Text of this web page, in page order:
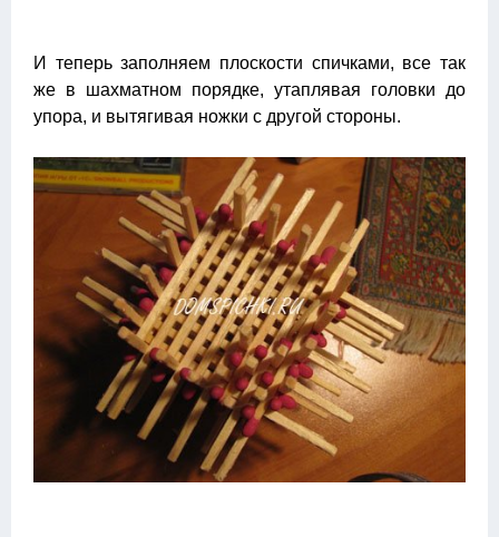
И теперь заполняем плоскости спичками, все так
же в шахматном порядке, утаплявая головки до
упора, и вытягивая ножки с другой стороны.